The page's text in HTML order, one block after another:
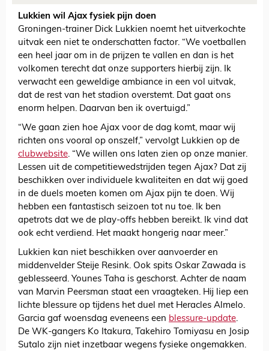
Lukkien wil Ajax fysiek pijn doen
Groningen-trainer Dick Lukkien noemt het uitverkochte
uitvak een niet te onderschatten factor. “We voetballen
een heel jaar om in de prijzen te vallen en dan is het
volkomen terecht dat onze supporters hierbij zijn. Ik
verwacht een geweldige ambiance in een vol uitvak,
dat de rest van het stadion overstemt. Dat gaat ons
enorm helpen. Daarvan ben ik overtuigd.”
“We gaan zien hoe Ajax voor de dag komt, maar wij
richten ons vooral op onszelf,” vervolgt Lukkien op de
clubwebsite. “We willen ons laten zien op onze manier.
Lessen uit de competitiewedstrijden tegen Ajax? Dat zij
beschikken over individuele kwaliteiten en dat wij goed
in de duels moeten komen om Ajax pijn te doen. Wij
hebben een fantastisch seizoen tot nu toe. Ik ben
apetrots dat we de play-offs hebben bereikt. Ik vind dat
ook echt verdiend. Het maakt hongerig naar meer.”
Lukkien kan niet beschikken over aanvoerder en
middenvelder Steije Resink. Ook spits Oskar Zawada is
geblesseerd. Younes Taha is geschorst. Achter de naam
van Marvin Peersman staat een vraagteken. Hij liep een
lichte blessure op tijdens het duel met Heracles Almelo.
Garcia gaf woensdag eveneens een blessure-update.
De WK-gangers Ko Itakura, Takehiro Tomiyasu en Josip
Sutalo zijn niet inzetbaar wegens fysieke ongemakken.